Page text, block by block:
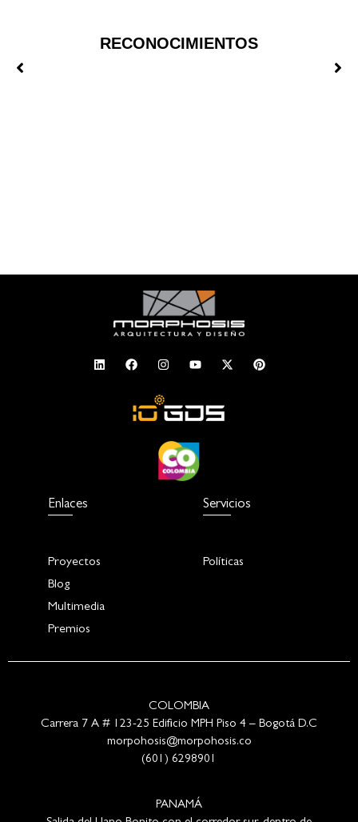
RECONOCIMIENTOS
Enlaces
Proyectos
Blog
Multimedia
Premios
Servicios
Políticas
COLOMBIA
Carrera 7 A # 123-25 Edificio MPH Piso 4 – Bogotá D.C
morpohosis@morpohosis.co
(601) 6298901
PANAMÁ